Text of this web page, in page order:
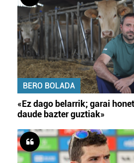
BERO BOLADA
«Ez dago belarrik; garai
daude bazter guztiak»